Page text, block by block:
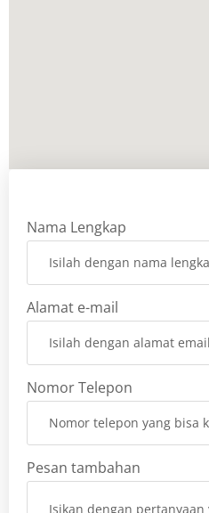
Nama Lengkap
Alamat e-mail
Nomor Telepon
Pesan tambahan